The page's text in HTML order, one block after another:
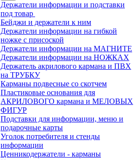
Держатели информации и подставки
под товар
Бейджи и держатели к ним
Держатели информации на гибкой
ножке с присоской
Держатели информации на МАГНИТЕ
Держатели информации на НОЖКАХ
Держатель акрилового кармана и ПВХ
на ТРУБКУ
Карманы подвесные со скотчем
Пластиковые основания для
АКРИЛОВОГО кармана и МЕЛОВЫХ
ФИГУР
Подставки для информации, меню и
подарочные карты
Уголок потребителя и стенды
информации
Ценникодержатели - карманы